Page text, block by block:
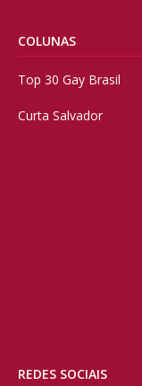
COLUNAS
Top 30 Gay Brasil
Curta Salvador
REDES SOCIAIS